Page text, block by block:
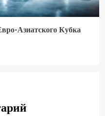
Азиатского Кубка